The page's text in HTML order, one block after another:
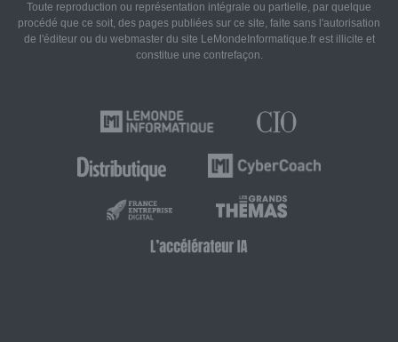
Toute reproduction ou représentation intégrale ou partielle, par quelque
procédé que ce soit, des pages publiées sur ce site, faite sans l'autorisation
de l'éditeur ou du webmaster du site LeMondeInformatique.fr est illicite et
constitue une contrefaçon.